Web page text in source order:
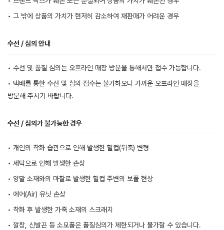
• 그 밖에 상품의 가치가 현저히 감소하여 재판매가 어려운 경우
수선 / 심의 안내
• 수선 및 품질 심의는 오프라인 매장 방문을 통해서만 접수 가능합니다.
• 택배를 통한 수선 및 심의 접수는 불가하오니 가까운 오프라인 매장을
방문해 주시기 바랍니다.
수선 / 심의가 불가능한 경우
• 개인의 착화 습관으로 인해 발생한 힐컵(뒤축) 변형
• 세탁으로 인해 발생한 손상
• 양말 소재와의 마찰로 발생한 힐컵 주변의 보풀 현상
• 에어(Air) 유닛 손상
• 착화 후 발생한 가죽 소재의 스크래치
• 깔창, 신발끈 등 소모품은 품질심의가 제한되거나 불가할 수 있습니다.